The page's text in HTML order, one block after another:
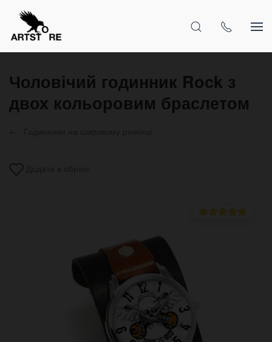
Чоловічий годинник Rock з
двох кольоровим браслетом